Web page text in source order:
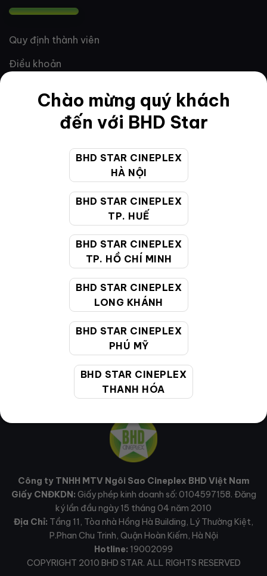
Chào mừng quý khách
đến với BHD Star
BHD STAR CINEPLEX
HÀ NỘI
BHD STAR CINEPLEX
TP. HUẾ
BHD STAR CINEPLEX
TP. HỒ CHÍ MINH
BHD STAR CINEPLEX
LONG KHÁNH
BHD STAR CINEPLEX
PHÚ MỸ
BHD STAR CINEPLEX
THANH HÓA
Quy định thành viên
Điều khoản
Quy định và chính sách chung
CHĂM SÓC KHÁCH HÀNG
19002099
9:00 - 22:00 (Tất cả các ngày bao
gồm cả Lễ, Tết)
cskh@bhdstar.vn
Công ty TNHH MTV Ngôi Sao Cineplex BHD Việt Nam
Giấy CNĐKDN: Giấy phép kinh doanh số: 0104597158. Đăng
ký lần đầu ngày 15 tháng 04 năm 2010
Địa Chỉ: Tầng 11, Tòa nhà Hồng Hà Building, Lý Thường Kiệt,
P.Phan Chu Trinh, Quận Hoàn Kiếm, Hà Nội
Hotline: 19002099
COPYRIGHT 2010 BHD STAR. ALL RIGHTS RESERVED